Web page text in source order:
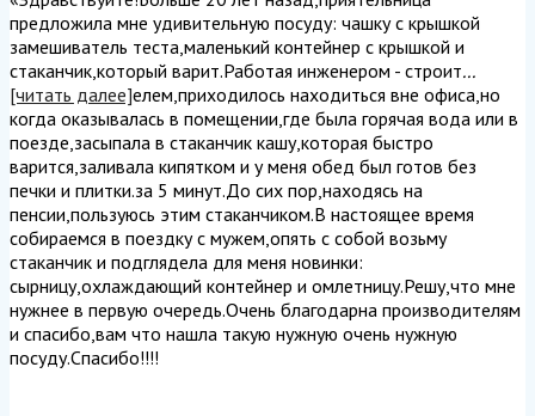
предложила мне удивительную посуду: чашку с крышкой
замешиватель теста,маленький контейнер с крышкой и
стаканчик,который варит.Работая инженером - строит...
[читать далее]елем,приходилось находиться вне офиса,но
когда оказывалась в помещении,где была горячая вода или в
поезде,засыпала в стаканчик кашу,которая быстро
варится,заливала кипятком и у меня обед был готов без
печки и плитки.за 5 минут.До сих пор,находясь на
пенсии,пользуюсь этим стаканчиком.В настоящее время
собираемся в поездку с мужем,опять с собой возьму
стаканчик и подглядела для меня новинки:
сырницу,охлаждающий контейнер и омлетницу.Решу,что мне
нужнее в первую очередь.Очень благодарна производителям
и спасибо,вам что нашла такую нужную очень нужную
посуду.Спасибо!!!!